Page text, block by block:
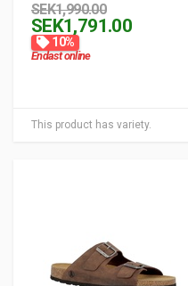
This product has variety.
SEK1,990.00
SEK1,791.00
10%
Endast online